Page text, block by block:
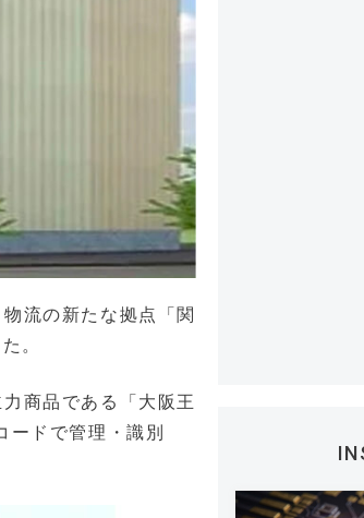
流の新たな拠点「関
。
商品である「大阪王
ードで管理・識別